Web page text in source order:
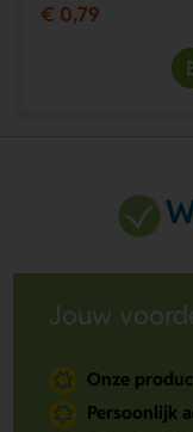
€ 0,79
Jouw
Onze
Persoonlijk